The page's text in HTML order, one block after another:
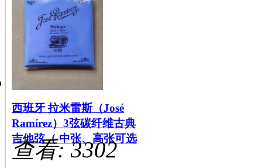
西班牙 拉米雷斯（José
Ramírez）3弦碳纤维古典
吉他弦（ 中张、高张可选
查看: 3302